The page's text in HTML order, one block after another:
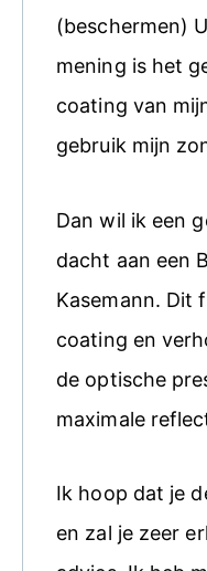
(beschermen)
mening is het
coating van
gebruik mijn
Dan wil ik een
dacht aan een
Kasemann. Dit
coating en
de optische
maximale
Ik hoop dat je
en zal je zeer